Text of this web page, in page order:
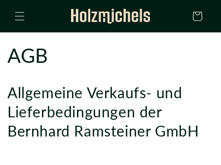
zum
Inhalt
Warenkorb
AGB
Allgemeine Verkaufs- und
Lieferbedingungen der
Bernhard Ramsteiner GmbH